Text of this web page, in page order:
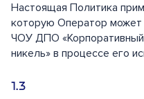
Настоящая Политика
которую Оператор может
ЧОУ ДПО «Корпоративный
никель» в процессе его